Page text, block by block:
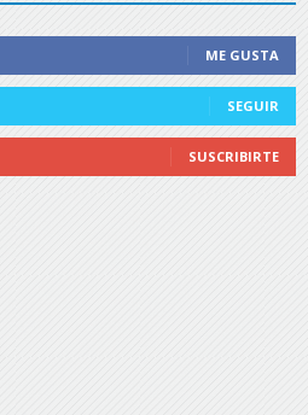
ME GUSTA
SEGUIR
SUSCRIBIRTE